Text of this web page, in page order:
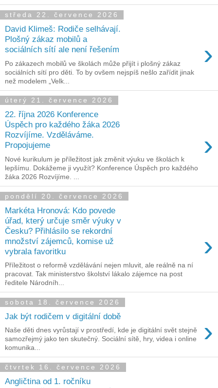
středa 22. července 2026
David Klimeš: Rodiče selhávají.
Plošný zákaz mobilů a
sociálních sítí ale není řešením
›
Po zákazech mobilů ve školách může přijít i plošný zákaz
sociálních sítí pro děti. To by ovšem nejspíš nešlo zařídit jinak
než modelem „Velk...
úterý 21. července 2026
22. října 2026 Konference
Úspěch pro každého žáka 2026
Rozvíjíme. Vzděláváme.
Propojujeme
›
Nové kurikulum je příležitost jak změnit výuku ve školách k
lepšímu. Dokážeme ji využít? Konference Úspěch pro každého
žáka 2026 Rozvíjíme. ...
pondělí 20. července 2026
Markéta Hronová: Kdo povede
úřad, který určuje směr výuky v
Česku? Přihlásilo se rekordní
množství zájemců, komise už
vybrala favoritku
›
Příležitost o reformě vzdělávání nejen mluvit, ale reálně na ní
pracovat. Tak ministerstvo školství lákalo zájemce na post
ředitele Národníh...
sobota 18. července 2026
Jak být rodičem v digitální době ›
Naše děti dnes vyrůstají v prostředí, kde je digitální svět stejně
samozřejmý jako ten skutečný. Sociální sítě, hry, videa i online
komunika...
čtvrtek 16. července 2026
Angličtina od 1. ročníku